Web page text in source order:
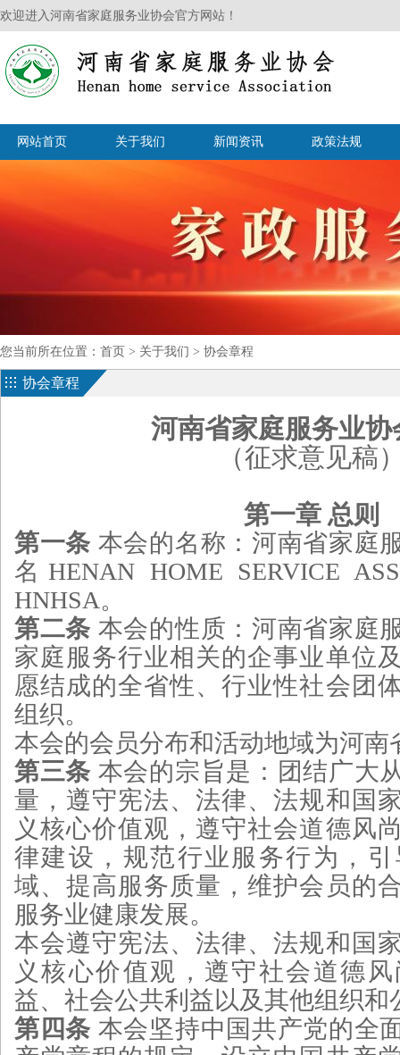
欢迎进入河南省家庭服务业协会官方网站！
网站首页 关于我们 新闻资讯 政策法规
您当前所在位置： 首页 > 关于我们 > 协会章程
协会章程
河南省家庭服务业协
（征求意见稿
第一章 总则
第一条 本会的名称：河南省家庭
名HENAN HOME SERVICE
HNHSA。
第二条 本会的性质：河南省家庭
家庭服务行业相关的企事业单位
愿结成的全省性、行业性社会团
组织。
本会的会员分布和活动地域为河南
第三条 本会的宗旨是：团结广大
量，遵守宪法、法律、法规和国
义核心价值观，遵守社会道德风
律建设，规范行业服务行为，
域、提高服务质量，维护会员的
服务业健康发展。
本会遵守宪法、法律、法规和国
义核心价值观，遵守社会道德
益、社会公共利益以及其他组织和
第四条 本会坚持中国共产党的全